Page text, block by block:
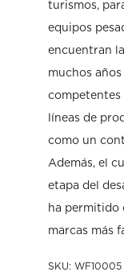
turismos,
equipos
encuentran
muchos
competentes
líneas de
como un
Además, el
etapa del
ha permitido
marcas más
SKU: WF10005